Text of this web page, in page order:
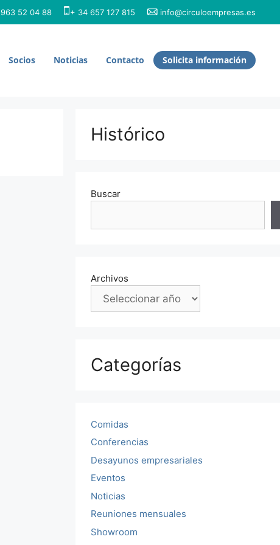
963 52 04 88 + 34 657 127 815 info@circuloempresas.es
Socios Noticias Contacto Solicita información
Histórico
Buscar
Archivos
Categorías
Comidas
Conferencias
Desayunos empresariales
Eventos
Noticias
Reuniones mensuales
Showroom